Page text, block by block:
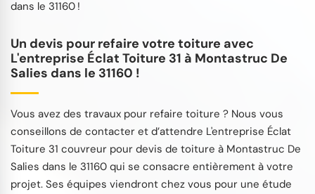
dans le 31160 !
Un devis pour refaire votre toiture avec
L'entreprise Éclat Toiture 31 à Montastruc De
Salies dans le 31160 !
Vous avez des travaux pour refaire toiture ? Nous vous
conseillons de contacter et d’attendre L'entreprise Éclat
Toiture 31 couvreur pour devis de toiture à Montastruc De
Salies dans le 31160 qui se consacre entièrement à votre
projet. Ses équipes viendront chez vous pour une étude